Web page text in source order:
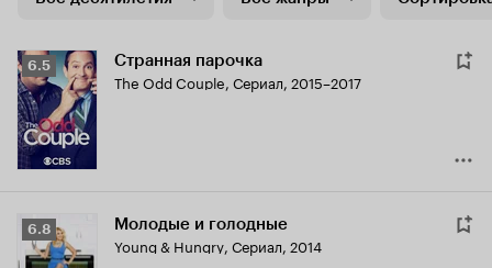
Рейтинг
Кинопоиска
6.5
6.5 Странная парочка
The Odd Couple, Сериал, 2015–2017
Рейтинг
Кинопоиска
6.8 Молодые и голодные
Young & Hungry, Сериал, 2014